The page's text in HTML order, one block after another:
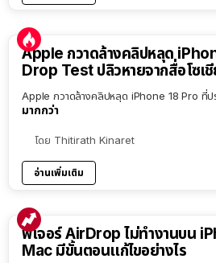
Apple กวาดล้างคลิปหลุด
Drop Test ปลิวหายจากสื่อโซเ
Apple กวาดล้างคลิปหลุด iPhone 18 Pro ที่
มากกว่า
โดย Thitirath Kinaret
อ่านเพิ่มเติม
ฟีเจอร์ AirDrop ไม่ทำงานบน
Mac มีขั้นตอนแก้ไขอย่างไร